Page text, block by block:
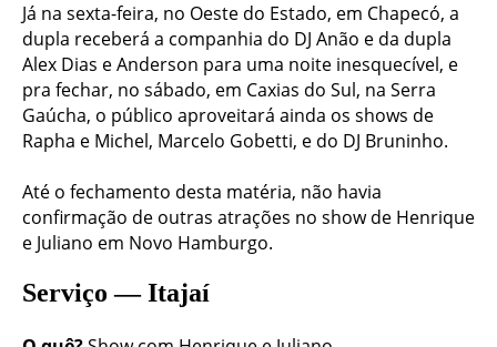
Já na sexta-feira, no Oeste do Estado, em Chapecó, a
dupla receberá a companhia do DJ Anão e da dupla
Alex Dias e Anderson para uma noite inesquecível, e
pra fechar, no sábado, em Caxias do Sul, na Serra
Gaúcha, o público aproveitará ainda os shows de
Rapha e Michel, Marcelo Gobetti, e do DJ Bruninho.
Até o fechamento desta matéria, não havia
confirmação de outras atrações no show de Henrique
e Juliano em Novo Hamburgo.
Serviço — Itajaí